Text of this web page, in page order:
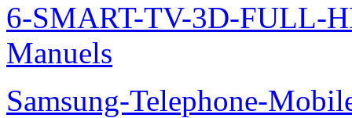
6-SMART-TV-3D-FULL-
Manuels
Samsung-Telephone-